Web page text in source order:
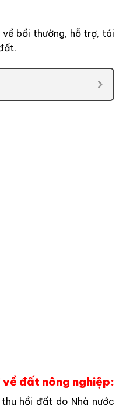
bồi thường, hỗ trợ, tái
đất nông nghiệp:
hồi đất do Nhà nước